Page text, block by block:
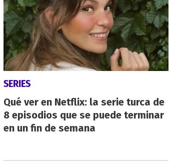
SERIES
Qué ver en Netflix: la serie turca de
8 episodios que se puede terminar
en un fin de semana